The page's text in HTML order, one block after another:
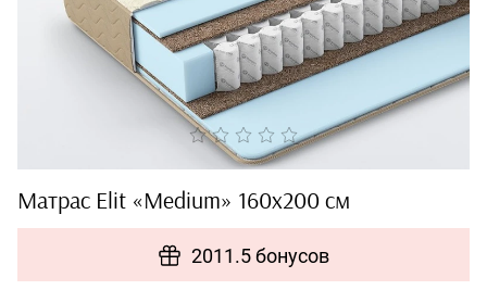
Матрас Elit «Medium» 160x200 см
2011.5 бонусов